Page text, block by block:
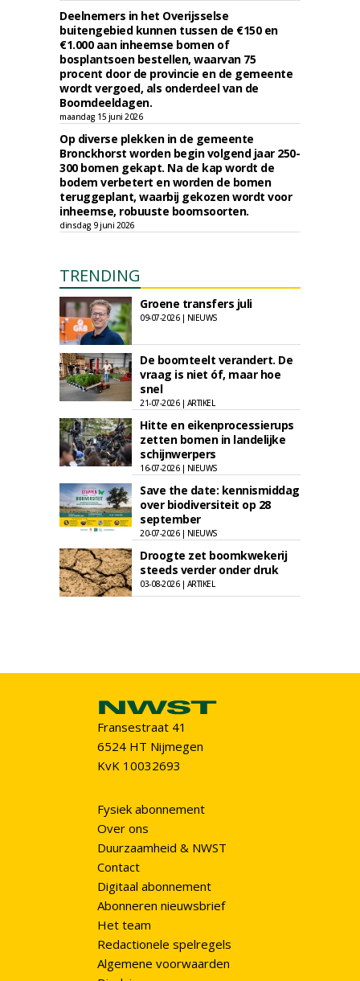
Deelnemers in het Overijsselse
buitengebied kunnen tussen de €150 en
€1.000 aan inheemse bomen of
bosplantsoen bestellen, waarvan 75
procent door de provincie en de gemeente
wordt vergoed, als onderdeel van de
Boomdeeldagen.
maandag 15 juni 2026
Op diverse plekken in de gemeente
Bronckhorst worden begin volgend jaar 250-
300 bomen gekapt. Na de kap wordt de
bodem verbetert en worden de bomen
teruggeplant, waarbij gekozen wordt voor
inheemse, robuuste boomsoorten.
dinsdag 9 juni 2026
TRENDING
Groene transfers juli
09-07-2026 | NIEUWS
De boomteelt verandert. De
vraag is niet óf, maar hoe
snel
21-07-2026 | ARTIKEL
Hitte en eikenprocessierups
zetten bomen in landelijke
schijnwerpers
16-07-2026 | NIEUWS
Save the date: kennismiddag
over biodiversiteit op 28
september
20-07-2026 | NIEUWS
Droogte zet boomkwekerij
steeds verder onder druk
03-08-2026 | ARTIKEL
Fransestraat 41
6524 HT Nijmegen
KvK 10032693
Fysiek abonnement
Over ons
Duurzaamheid & NWST
Contact
Digitaal abonnement
Abonneren nieuwsbrief
Het team
Redactionele spelregels
Algemene voorwaarden